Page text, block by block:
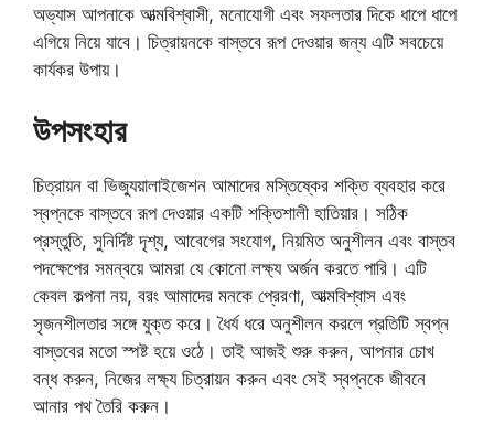
অভ্যাস আপনাকে আত্মবিশ্বাসী, মনোযোগী এবং সফলতার দিকে ধাপে ধাপে
এগিয়ে নিয়ে যাবে। চিত্রায়নকে বাস্তবে রূপ দেওয়ার জন্য এটি সবচেয়ে
কার্যকর উপায়।
উপসংহার
চিত্রায়ন বা ভিজ্যুয়ালাইজেশন আমাদের মস্তিষ্কের শক্তি ব্যবহার করে
স্বপ্নকে বাস্তবে রূপ দেওয়ার একটি শক্তিশালী হাতিয়ার। সঠিক
প্রস্তুতি, সুনির্দিষ্ট দৃশ্য, আবেগের সংযোগ, নিয়মিত অনুশীলন এবং বাস্তব
পদক্ষেপের সমন্বয়ে আমরা যে কোনো লক্ষ্য অর্জন করতে পারি। এটি
কেবল কল্পনা নয়, বরং আমাদের মনকে প্রেরণা, আত্মবিশ্বাস এবং
সৃজনশীলতার সঙ্গে যুক্ত করে। ধৈর্য ধরে অনুশীলন করলে প্রতিটি স্বপ্ন
বাস্তবের মতো স্পষ্ট হয়ে ওঠে। তাই আজই শুরু করুন, আপনার চোখ
বন্ধ করুন, নিজের লক্ষ্য চিত্রায়ন করুন এবং সেই স্বপ্নকে জীবনে
আনার পথ তৈরি করুন।